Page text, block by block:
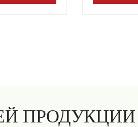
ПРОДУКЦИИ